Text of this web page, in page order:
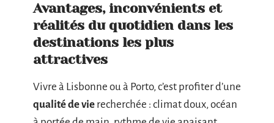
Avantages, inconvénients et
réalités du quotidien dans les
destinations les plus
attractives
Vivre à Lisbonne ou à Porto, c’est profiter d’une
qualité de vie recherchée : climat doux, océan